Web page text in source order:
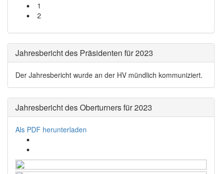
1
2
Jahresbericht des Präsidenten für 2023
Der Jahresbericht wurde an der HV mündlich kommuniziert.
Jahresbericht des Oberturners für 2023
Als PDF herunterladen